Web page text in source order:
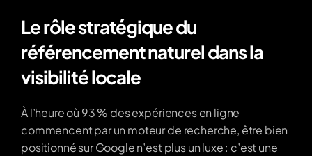
Le rôle stratégique du
référencement naturel dans la
visibilité locale
À l’heure où 93 % des expériences en ligne
commencent par un moteur de recherche, être bien
positionné sur Google n’est plus un luxe : c’est une